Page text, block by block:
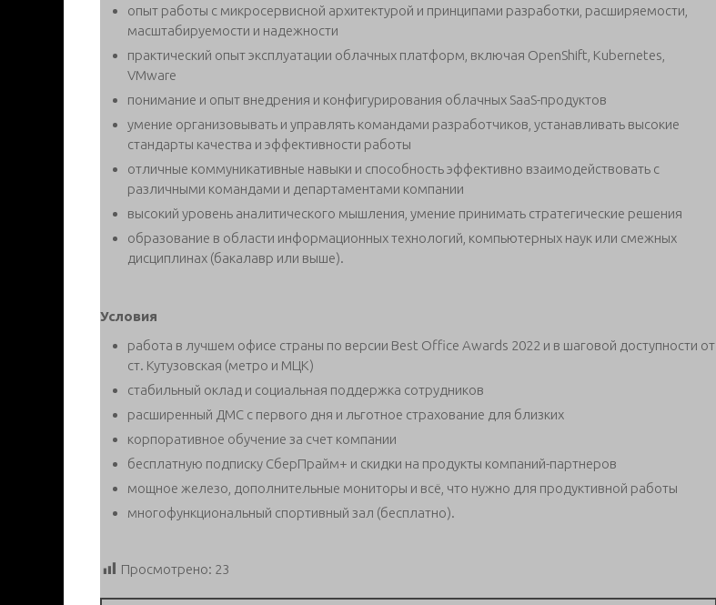
опыт работы с микросервисной архитектурой и принципами разработки, расширяемости,
масштабируемости и надежности
практический опыт эксплуатации облачных платформ, включая OpenShift, Kubernetes,
VMware
понимание и опыт внедрения и конфигурирования облачных SaaS-продуктов
умение организовывать и управлять командами разработчиков, устанавливать высокие
стандарты качества и эффективности работы
отличные коммуникативные навыки и способность эффективно взаимодействовать с
различными командами и департаментами компании
высокий уровень аналитического мышления, умение принимать стратегические решения
образование в области информационных технологий, компьютерных наук или смежных
дисциплинах (бакалавр или выше).
Условия
работа в лучшем офисе страны по версии Best Office Awards 2022 и в шаговой доступности от
ст. Кутузовская (метро и МЦК)
стабильный оклад и социальная поддержка сотрудников
расширенный ДМС с первого дня и льготное страхование для близких
корпоративное обучение за счет компании
бесплатную подписку СберПрайм+ и скидки на продукты компаний-партнеров
мощное железо, дополнительные мониторы и всё, что нужно для продуктивной работы
многофункциональный спортивный зал (бесплатно).
Просмотрено: 23